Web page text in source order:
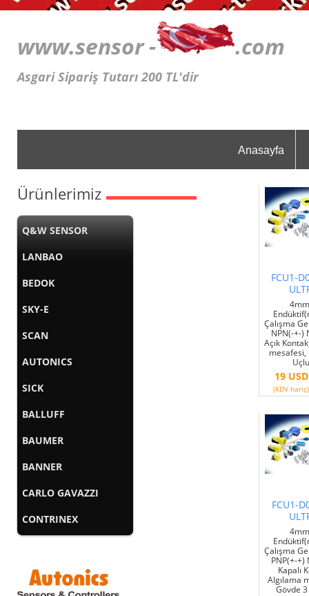
www.sensor -
Asgari Sipariş Tutarı 200 TL'dir
Anasayfa
Ürünlerimiz
Q&W SENSOR
LANBAO
BEDOK
SKY-E
SCAN
AUTONICS
SICK
BALLUFF
BAUMER
BANNER
CARLO GAVAZZI
CONTRINEX
FCU1-
Çalışma
NPN(-+-)
Açık
mesafesi,
19 USD
(KDV hariç)
FCU1-
Çalışma
PNP(+-
Kapalı
Algılama
Gövde